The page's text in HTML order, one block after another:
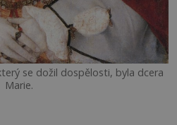
se dožil dospělosti, byla dcera
Marie.